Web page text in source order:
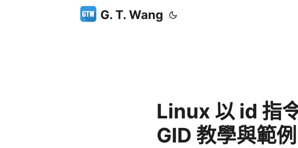
G. T. Wang
Linux 以 id 指
GID 教學與範例